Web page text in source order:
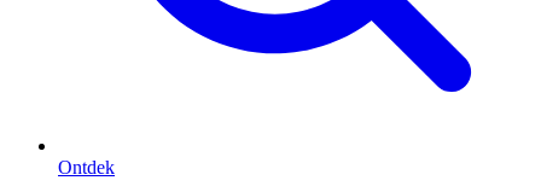
Ontdek